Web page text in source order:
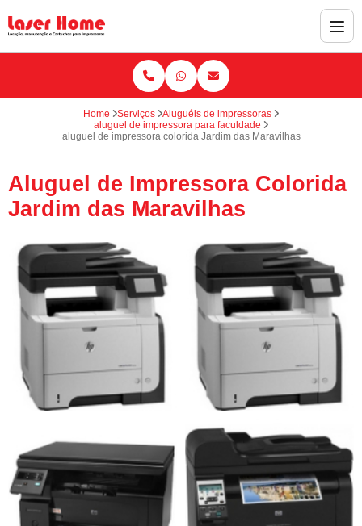
Home Serviços
Aluguéis de impressoras
aluguel de impressora para faculdade
aluguel de impressora colorida Jardim das Maravilhas
Aluguel de Impressora Colorida
Jardim das Maravilhas